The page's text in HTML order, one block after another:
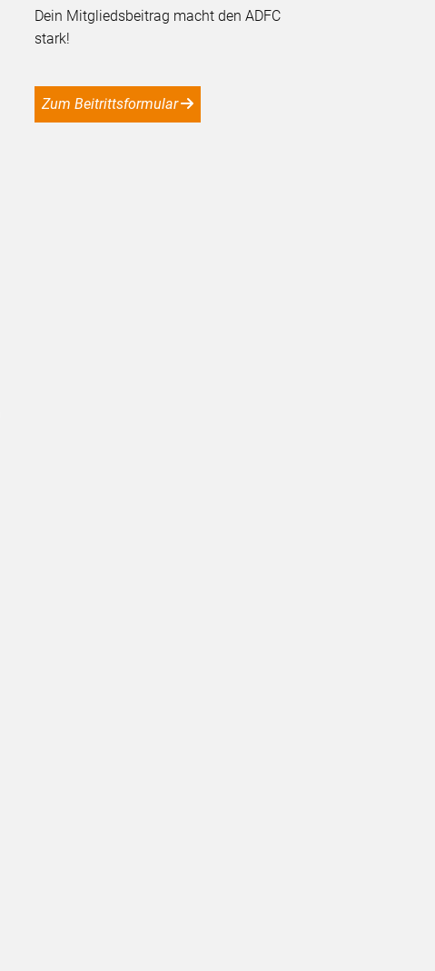
Dein Mitgliedsbeitrag macht den ADFC
stark!
Zum Beitrittsformular